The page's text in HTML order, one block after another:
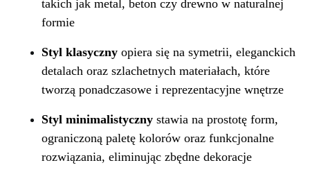
takich jak metal, beton czy drewno w naturalnej
formie
Styl klasyczny opiera się na symetrii, eleganckich
detalach oraz szlachetnych materiałach, które
tworzą ponadczasowe i reprezentacyjne wnętrze
Styl minimalistyczny stawia na prostotę form,
ograniczoną paletę kolorów oraz funkcjonalne
rozwiązania, eliminując zbędne dekoracje